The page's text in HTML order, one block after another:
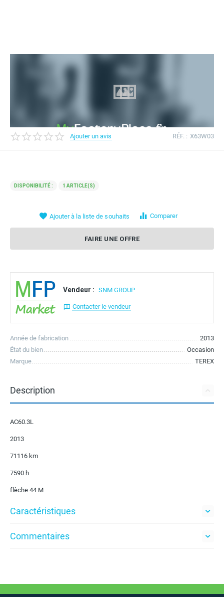
Ajouter un avis RÉF. : X63W03
DISPONIBILITÉ : 1 ARTICLE(S)
Ajouter à la liste de souhaits Comparer
FAIRE UNE OFFRE
Vendeur : SNM GROUP
Contacter le vendeur
Année de fabrication
2013
État du bien
Occasion
Marque
TEREX
Description
AC60.3L
2013
71116 km
7590 h
flèche 44 M
Caractéristiques
Commentaires